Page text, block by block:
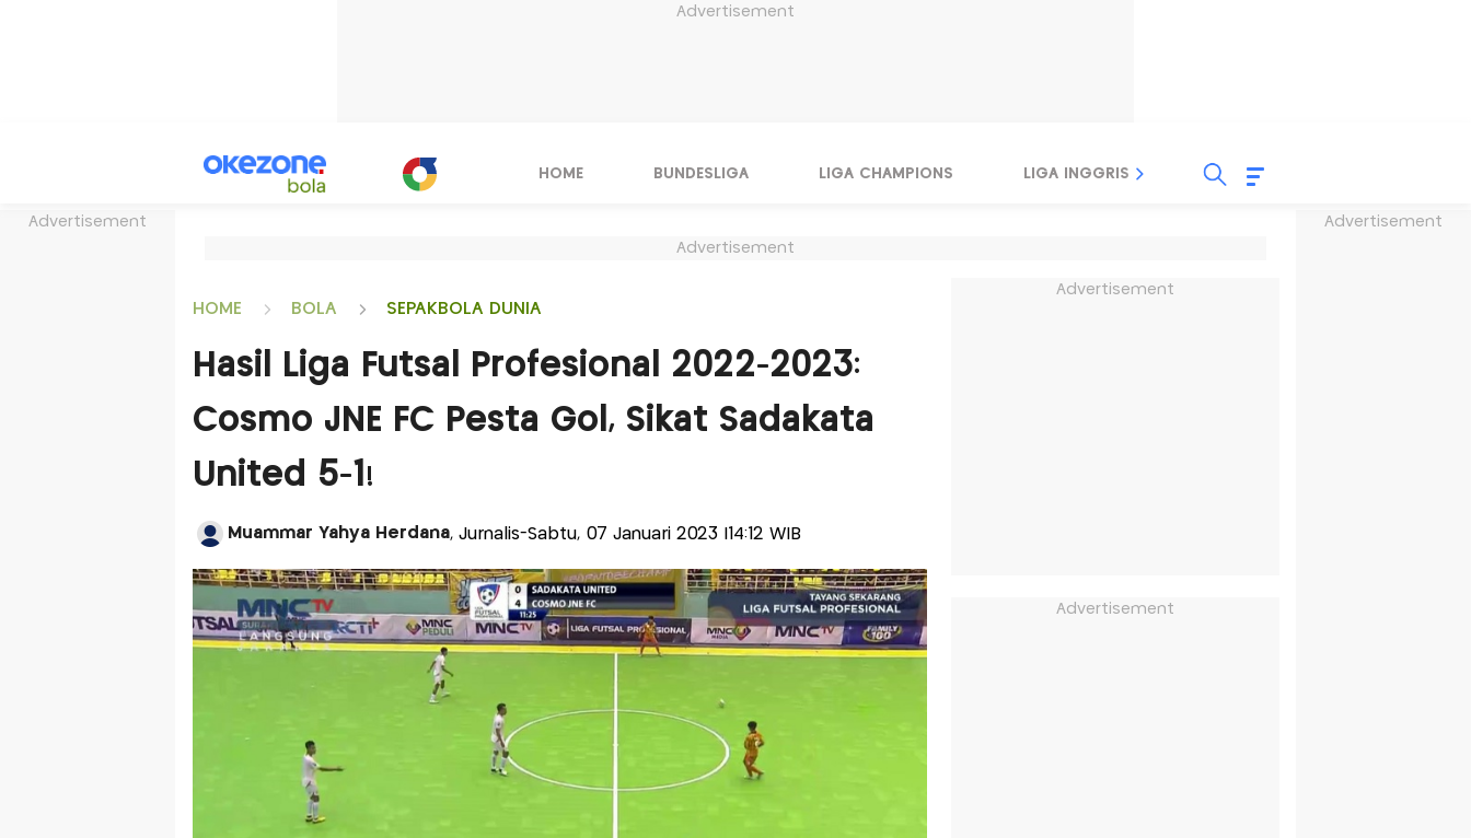
Advertisement
Advertisement Advertisement
HOME BUNDESLIGA LIGA CHAMPIONS LIGA INGGRIS LIGA ITALIA
Advertisement
HOME BOLA SEPAKBOLA DUNIA
Hasil Liga Futsal Profesional 2022-2023:
Cosmo JNE FC Pesta Gol, Sikat Sadakata
United 5-1!
Muammar Yahya Herdana, Jurnalis-Sabtu, 07 Januari 2023 |14:12 WIB
Advertisement
Advertisement